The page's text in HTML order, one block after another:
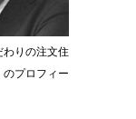
わりの注文住
プロフィー